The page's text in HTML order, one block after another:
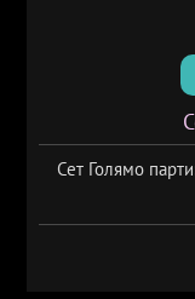
Сет Голямо